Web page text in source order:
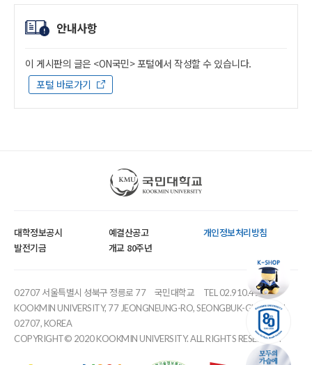
안내사항
이 게시판의 글은 <ON국민> 포털에서 작성할 수 있습니다.
포털 바로가기
국민대학교
대학정보공시 예결산공고
개인정보처리방침
발전기금
개교 80주년
02707 서울특별시 성북구 정릉로 77 국민대학교
TEL 02.910.4114
KOOKMIN UNIVERSITY, 77 JEONGNEUNG-RO, SEONGBUK-GU, SEOUL,
02707, KOREA
COPYRIGHT© 2020 KOOKMIN UNIVERSITY. ALL RIGHTS RESERVED.